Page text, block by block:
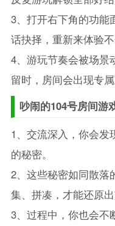
3、打开右下角的功能
话抉择，重新来体验不
4、游玩节奏会被场景
留时，房间会出现专属
吵闹的104号房间游
1、交流深入，你会发
的秘密。
2、这些秘密如同散落
集、拼凑，才能还原出
3、过程中，你也会不